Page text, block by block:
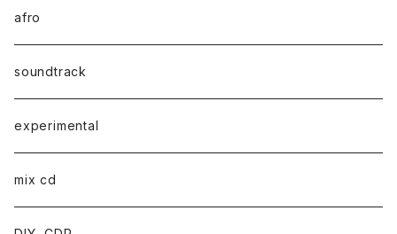
afro
soundtrack
experimental
mix cd